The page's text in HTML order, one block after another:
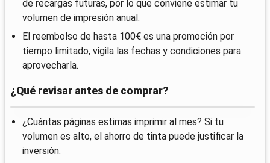
de recargas futuras, por lo que conviene estimar tu
volumen de impresión anual.
El reembolso de hasta 100€ es una promoción por
tiempo limitado, vigila las fechas y condiciones para
aprovecharla.
¿Qué revisar antes de comprar?
¿Cuántas páginas estimas imprimir al mes? Si tu
volumen es alto, el ahorro de tinta puede justificar la
inversión.